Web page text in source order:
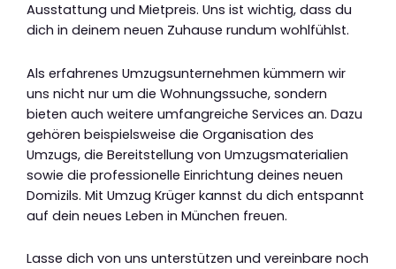
Ausstattung und Mietpreis. Uns ist wichtig, dass du
dich in deinem neuen Zuhause rundum wohlfühlst.
Als erfahrenes Umzugsunternehmen kümmern wir
uns nicht nur um die Wohnungssuche, sondern
bieten auch weitere umfangreiche Services an. Dazu
gehören beispielsweise die Organisation des
Umzugs, die Bereitstellung von Umzugsmaterialien
sowie die professionelle Einrichtung deines neuen
Domizils. Mit Umzug Krüger kannst du dich entspannt
auf dein neues Leben in München freuen.
Lasse dich von uns unterstützen und vereinbare noch